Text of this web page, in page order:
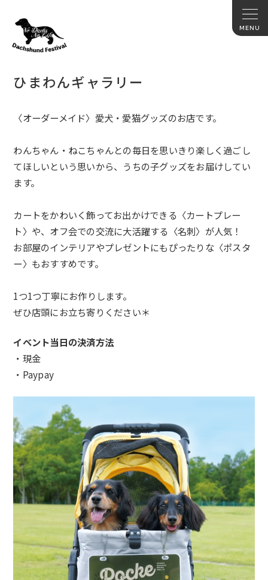
ひまわんギャラリー
〈オーダーメイド〉愛犬・愛猫グッズのお店です。
わんちゃん・ ねこちゃんとの毎日を思いきり楽しく過ごし
てほしいという思いから、うちの子グッズをお届けしてい
ます。
カートをかわいく飾ってお出かけできる〈カートプレー
ト〉や、 オフ会での交流に大活躍する〈名刺〉が人気！
お部屋のインテリアやプレゼントにもぴったりな〈ポスタ
ー〉 もおすすめです。
1つ1つ丁寧にお作りします。
ぜひ店頭にお立ち寄りください＊
イベント当日の決済方法
・ 現金
・Paypay